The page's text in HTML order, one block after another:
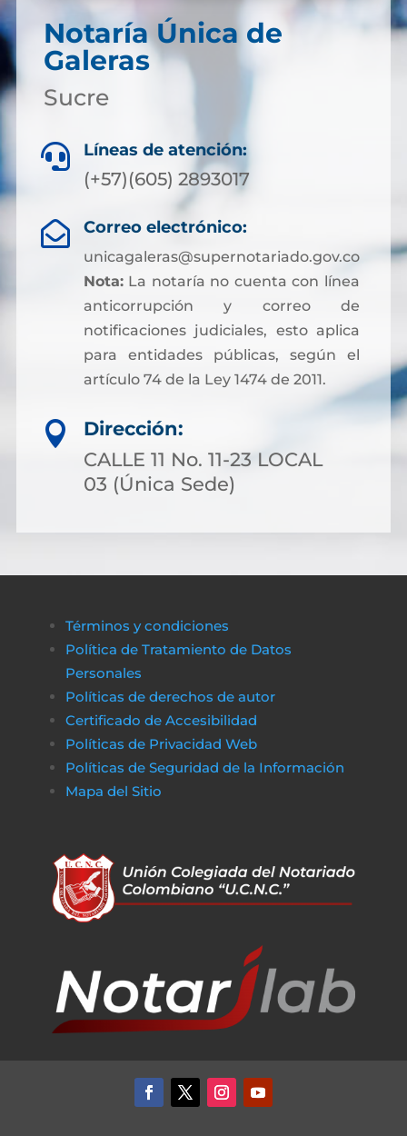
Notaría Única de
Galeras
Sucre
 Líneas de atención:
(+57)(605) 2893017
 Correo electrónico:
unicagaleras@supernotariado.gov.co
Nota:La notaría no cuenta con línea
anticorrupción y correo de
notificaciones judiciales, esto aplica
para entidades públicas, según el
artículo 74 de la Ley 1474 de 2011.

Dirección:
CALLE 11 No. 11-23 LOCAL
03 (Única Sede)
Términos y condiciones
Política de Tratamiento de Datos
Personales
Políticas de derechos de autor
Certificado de Accesibilidad
Políticas de Privacidad Web
Políticas de Seguridad de la Información
Mapa del Sitio